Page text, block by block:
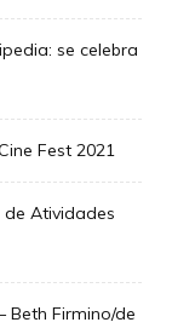
se celebra
Fest 2021
de Atividades
Beth Firmino/de